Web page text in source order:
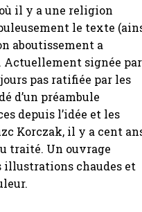
il y a une religion
le texte
aboutissement a
Actuellement signée par
pas ratifiée par les
d’un préambule
depuis l’idée et les
Korczak, il y a cent
traité. Un ouvrage
illustrations chaudes et